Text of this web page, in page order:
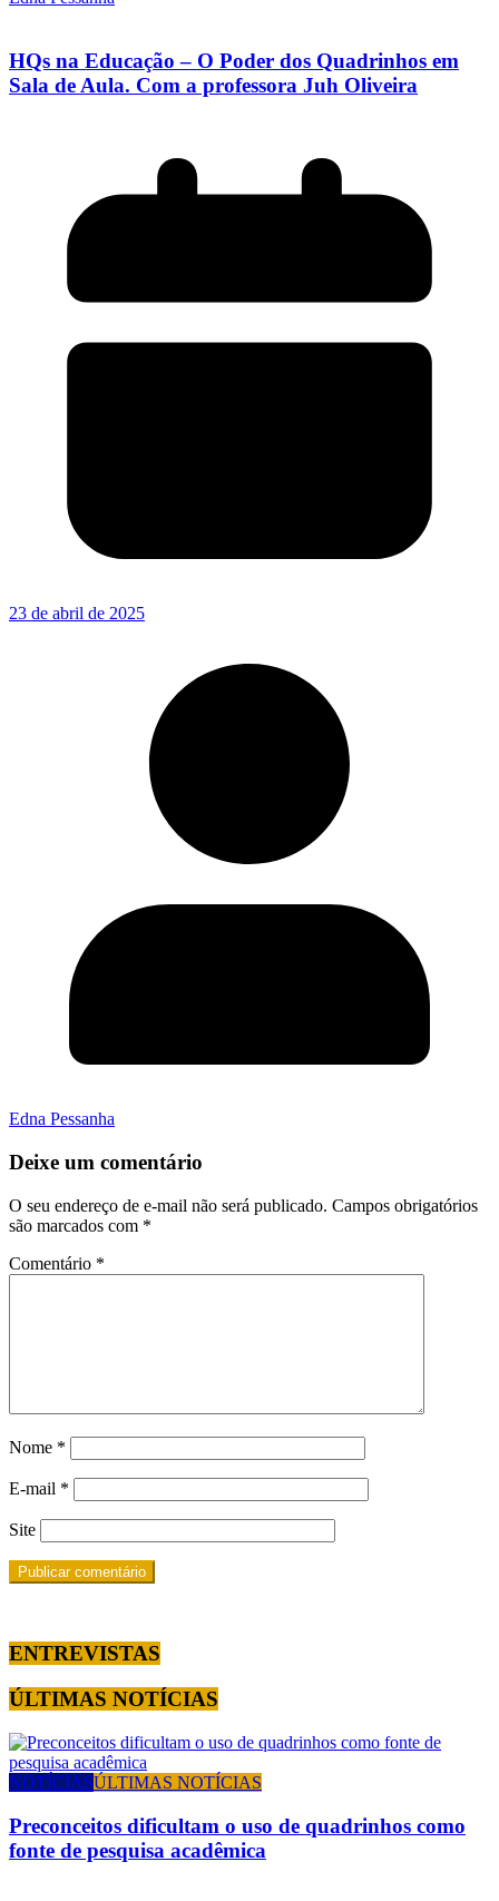
HQs na Educação – O Poder dos Quadrinhos em
Sala de Aula. Com a professora Juh Oliveira
23 de abril de 2025
Edna Pessanha
Deixe um comentário
O seu endereço de e-mail não será publicado. Campos obrigatórios
são marcados com *
Comentário *
Nome *
E-mail *
Site
ENTREVISTAS
ÚLTIMAS NOTÍCIAS
NOTÍCIASÚLTIMAS NOTÍCIAS
Preconceitos dificultam o uso de quadrinhos como
fonte de pesquisa acadêmica